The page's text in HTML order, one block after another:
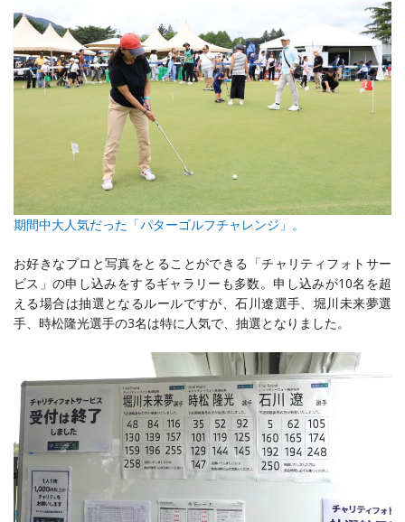
期間中大人気だった「パターゴルフチャレンジ」。
お好きなプロと写真をとることができる「チャリティフォトサー
ビス」の申し込みをするギャラリーも多数。申し込みが10名を超
える場合は抽選となるルールですが、石川遼選手、堀川未来夢選
手、時松隆光選手の3名は特に人気で、抽選となりました。